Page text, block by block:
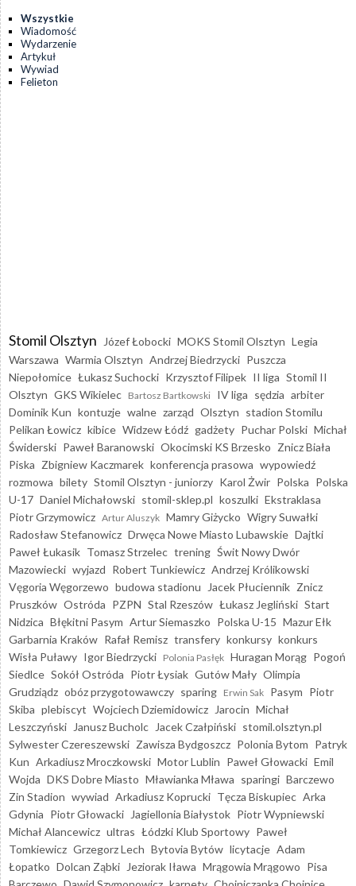
Wszystkie
Wiadomość
Wydarzenie
Artykuł
Wywiad
Felieton
Stomil Olsztyn Józef Łobocki MOKS Stomil Olsztyn Legia
Warszawa Warmia Olsztyn Andrzej Biedrzycki Puszcza
Niepołomice Łukasz Suchocki Krzysztof Filipek II liga Stomil II
Olsztyn GKS Wikielec Bartosz Bartkowski IV liga sędzia arbiter
Dominik Kun kontuzje walne zarząd Olsztyn stadion Stomilu
Pelikan Łowicz kibice Widzew Łódź gadżety Puchar Polski Michał
Świderski Paweł Baranowski Okocimski KS Brzesko Znicz Biała
Piska Zbigniew Kaczmarek konferencja prasowa wypowiedź
rozmowa bilety Stomil Olsztyn - juniorzy Karol Żwir Polska Polska
U-17 Daniel Michałowski stomil-sklep.pl koszulki Ekstraklasa
Piotr Grzymowicz Artur Aluszyk Mamry Giżycko Wigry Suwałki
Radosław Stefanowicz Drwęca Nowe Miasto Lubawskie Dajtki
Paweł Łukasik Tomasz Strzelec trening Świt Nowy Dwór
Mazowiecki wyjazd Robert Tunkiewicz Andrzej Królikowski
Vęgoria Węgorzewo budowa stadionu Jacek Płuciennik Znicz
Pruszków Ostróda PZPN Stal Rzeszów Łukasz Jegliński Start
Nidzica Błękitni Pasym Artur Siemaszko Polska U-15 Mazur Ełk
Garbarnia Kraków Rafał Remisz transfery konkursy konkurs
Wisła Puławy Igor Biedrzycki Polonia Pasłęk Huragan Morąg Pogoń
Siedlce Sokół Ostróda Piotr Łysiak Gutów Mały Olimpia
Grudziądz obóz przygotowawczy sparing Erwin Sak Pasym Piotr
Skiba plebiscyt Wojciech Dziemidowicz Jarocin Michał
Leszczyński
Janusz Bucholc Jacek Czałpiński stomil.olsztyn.pl
Sylwester Czereszewski Zawisza Bydgoszcz Polonia Bytom Patryk
Kun Arkadiusz Mroczkowski Motor Lublin Paweł Głowacki Emil
Wojda DKS Dobre Miasto Mławianka Mława sparingi Barczewo
Zin Stadion wywiad Arkadiusz Koprucki Tęcza Biskupiec Arka
Gdynia Piotr Głowacki Jagiellonia Białystok Piotr Wypniewski
Michał Alancewicz ultras Łódzki Klub Sportowy Paweł
Tomkiewicz Grzegorz Lech Bytovia Bytów licytacje Adam
Łopatko Dolcan Ząbki Jeziorak Iława Mrągowia Mrągowo Pisa